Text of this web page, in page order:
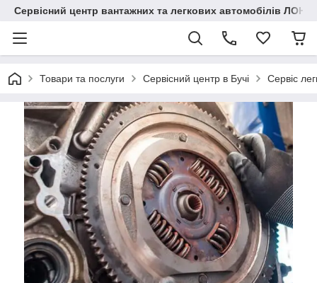
Сервісний центр вантажних та легкових автомобілів
Товари та послуги Сервісний центр в Бучі Сервіс